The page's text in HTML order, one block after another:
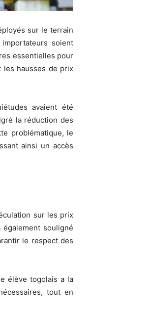
sur le terrain
soient
essentielles pour
les hausses de prix
avaient été
la réduction des
problématique, le
ainsi un accès
sur les prix
souligné
le respect des
élève togolais a la
tout en